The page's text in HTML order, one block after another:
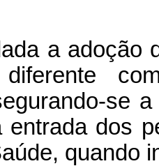
a adoção
se
entrada dos
quando